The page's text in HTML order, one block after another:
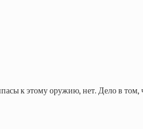
к этому оружию, нет. Дело в